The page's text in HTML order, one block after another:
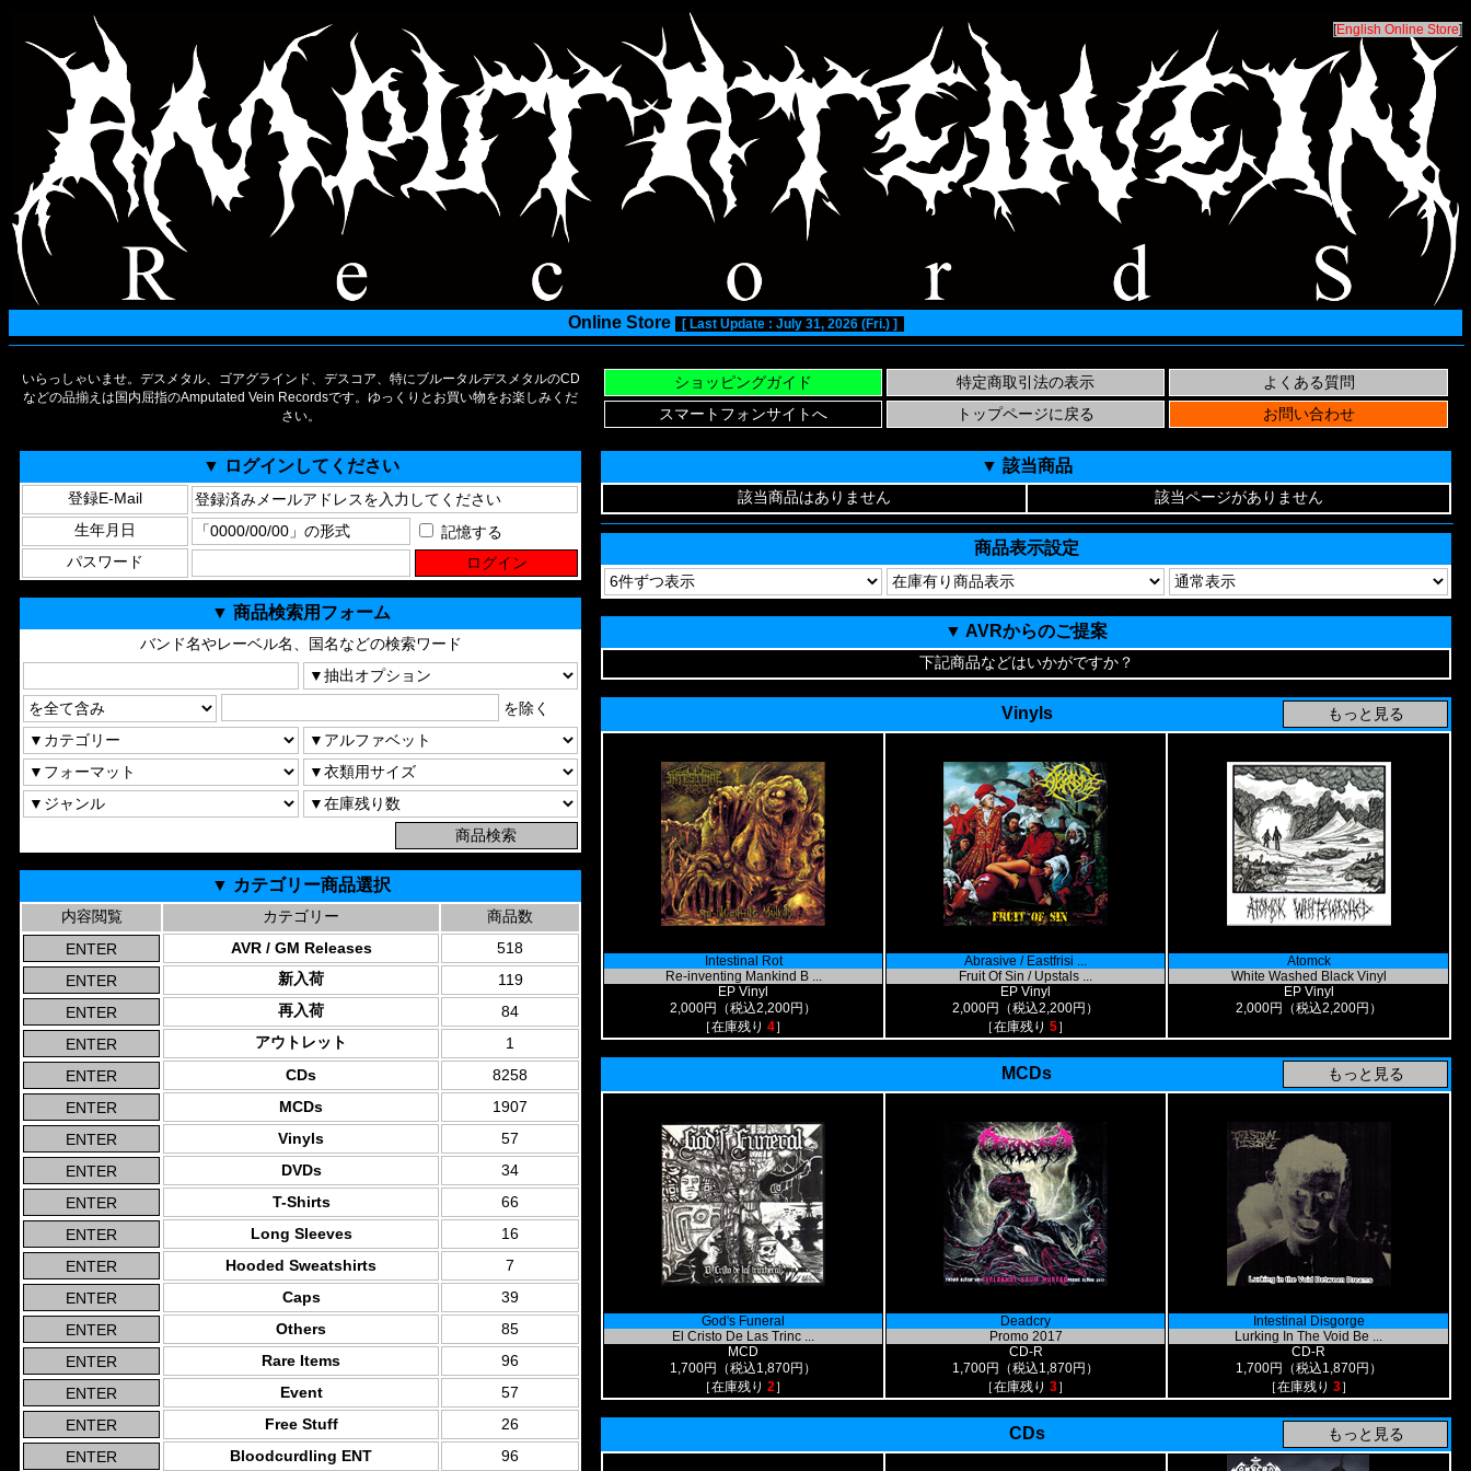
[English Online Store]
Online Store [ Last Update : July 31, 2026 (Fri.) ]
いらっしゃいませ。デスメタル、ゴアグラインド、デスコア、特にブルータルデスメタルのCD
などの品揃えは国内屈指のAmputated Vein Recordsです。ゆっくりとお買い物をお楽しみくだ
さい。
▼ ログインしてください
登録E-Mail
生年月日
記憶する
パスワード
▼ 商品検索用フォーム
バンド名やレーベル名、国名などの検索ワード
を除く
▼ カテゴリー商品選択
内容閲覧 カテゴリー
商品数
AVR / GM Releases
518
新入荷
119
再入荷
84
アウトレット
1
CDs
8258
MCDs
1907
Vinyls
57
DVDs
34
T-Shirts
66
Long Sleeves
16
Hooded Sweatshirts
7
Caps
39
Others
85
Rare Items
96
Event
57
Free Stuff
26
Bloodcurdling ENT
96
▼ 該当商品
該当商品はありません 該当ページがありません
商品表示設定
▼ AVRからのご提案
下記商品などはいかがですか？
Vinyls
Intestinal Rot
Re-inventing Mankind B ...
EP Vinyl
2,000円（税込2,200円）
［在庫残り 4］
Abrasive / Eastfrisi ...
Fruit Of Sin / Upstals ...
EP Vinyl
2,000円（税込2,200円）
［在庫残り 5］
Atomck
White Washed Black Vinyl
EP Vinyl
2,000円（税込2,200円）
MCDs
God's Funeral
El Cristo De Las Trinc ...
MCD
1,700円（税込1,870円）
［在庫残り 2］
Deadcry
Promo 2017
CD-R
1,700円（税込1,870円）
［在庫残り 3］
Intestinal Disgorge
Lurking In The Void Be ...
CD-R
1,700円（税込1,870円）
［在庫残り 3］
CDs